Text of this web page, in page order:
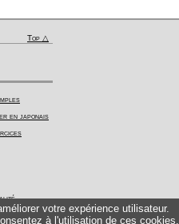
votre expérience utilisateur.
à l'utilisation de ces cookies.
Top △
en japonais